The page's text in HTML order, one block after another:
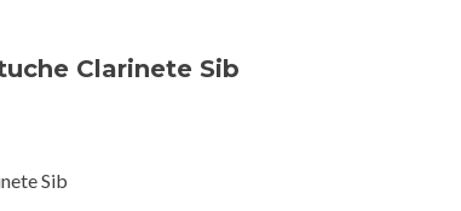
Clarinete Sib
Sib